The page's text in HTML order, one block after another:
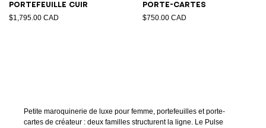
Portefeuille cuir
$1,795.00 CAD
Porte-cartes
$750.00 CAD
Petite maroquinerie de luxe pour femme, portefeuilles et porte-
cartes de créateur : deux familles structurent la ligne. Le Pulse